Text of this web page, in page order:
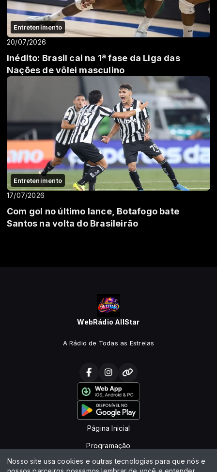
Entretenimento
20/07/2026
Inédito: Brasil cai na 1ª fase da Liga das
Nações de vôlei masculino
Entretenimento
17/07/2026
Com gol no último lance, Botafogo bate
Santos na volta do Brasileirão
WebRádio AllStar
A Rádio de Todas as Estrelas
Página Inicial
Programação
Vídeos
Nosso site usa cookies e outras tecnologias para que nós e